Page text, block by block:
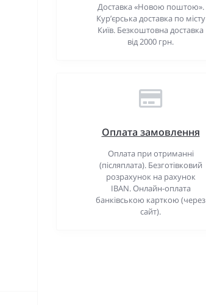
Доставка «Новою поштою».
Кур’єрська доставка по місту
Київ. Безкоштовна доставка
від 2000 грн.
Оплата замовлення
Оплата при отриманні
(післяплата). Безготівковий
розрахунок на рахунок
IBAN. Онлайн-оплата
банківською карткою (через
сайт).